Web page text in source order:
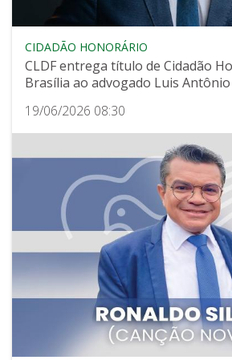
CIDADÃO HONORÁRIO
CLDF entrega título de Cidadão
Brasília ao advogado Luis Antônio
19/06/2026 08:30